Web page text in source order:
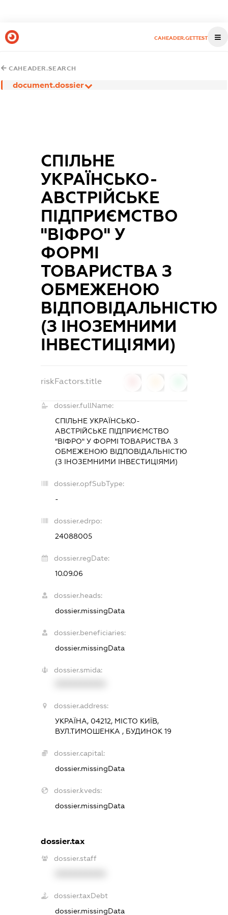
CAHEADER.GETTEST
CAHEADER.SEARCH
document.dossier
СПІЛЬНЕ
УКРАЇНСЬКО-
АВСТРІЙСЬКЕ
ПІДПРИЄМСТВО
"ВІФРО" У
ФОРМІ
ТОВАРИСТВА З
ОБМЕЖЕНОЮ
ВІДПОВІДАЛЬНІСТЮ
(З ІНОЗЕМНИМИ
ІНВЕСТИЦІЯМИ)
riskFactors.title
dossier.fullName:
СПІЛЬНЕ УКРАЇНСЬКО-
АВСТРІЙСЬКЕ ПІДПРИЄМСТВО
"ВІФРО" У ФОРМІ ТОВАРИСТВА З
ОБМЕЖЕНОЮ ВІДПОВІДАЛЬНІСТЮ
(З ІНОЗЕМНИМИ ІНВЕСТИЦІЯМИ)
dossier.opfSubType:
-
dossier.edrpo:
24088005
dossier.regDate:
10.09.06
dossier.heads:
dossier.missingData
dossier.beneficiaries:
dossier.missingData
dossier.smida:
dossier.address:
УКРАЇНА, 04212, МІСТО КИЇВ,
ВУЛ.ТИМОШЕНКА , БУДИНОК 19
dossier.capital:
dossier.missingData
dossier.kveds:
dossier.missingData
dossier.tax
dossier.staff
dossier.taxDebt
dossier.missingData